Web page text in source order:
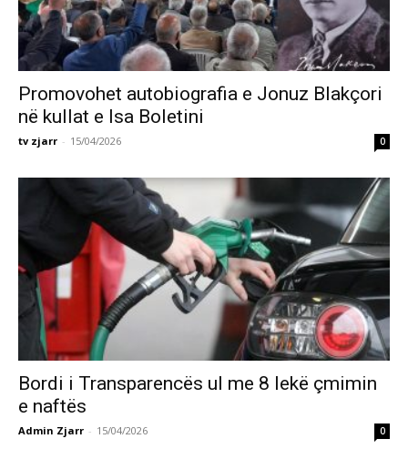
Promovohet autobiografia e Jonuz Blakçori
në kullat e Isa Boletini
tv zjarr - 15/04/2026 0
Bordi i Transparencës ul me 8 lekë çmimin
e naftës
Admin Zjarr - 15/04/2026 0